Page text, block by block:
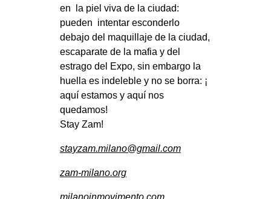
en la piel viva de la ciudad:
pueden intentar esconderlo
debajo del maquillaje de la ciudad,
escaparate de la mafia y del
estrago del Expo, sin embargo la
huella es indeleble y no se borra: ¡
aquí estamos y aquí nos
quedamos!
Stay Zam!
stayzam.milano@gmail.com
zam-milano.org
milanoinmovimento.com